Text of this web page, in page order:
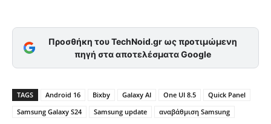
Προσθήκη του TechNoid.gr ως προτιμώμενη
πηγή στα αποτελέσματα Google
TAGS Android 16 Bixby Galaxy AI One UI 8.5
Quick Panel
Samsung Galaxy S24
Samsung update αναβάθμιση Samsung